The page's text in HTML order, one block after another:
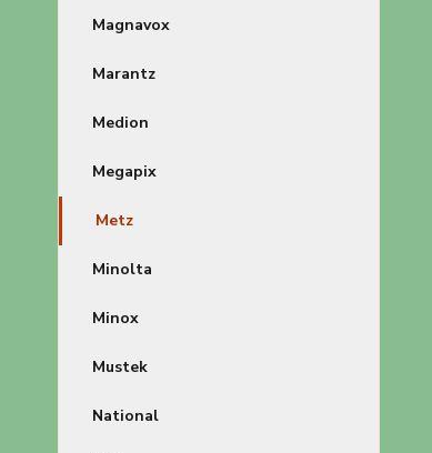
Magnavox
Marantz
Medion
Megapix
Metz
Minolta
Minox
Mustek
National